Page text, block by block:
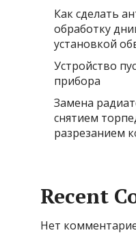
Как сделать
обработку
установкой
Устройство
прибора
Замена
снятием
разрезанием
Recent
Нет